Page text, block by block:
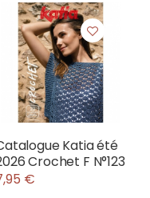
Katia été
Crochet F N°123
€